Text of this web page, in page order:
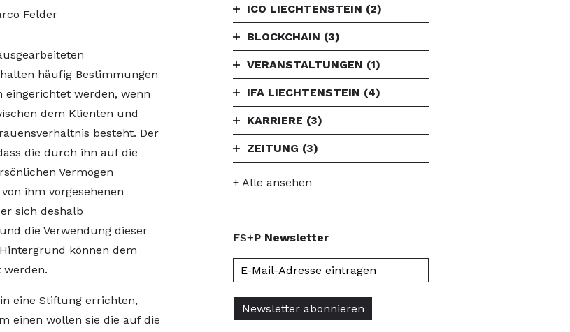
Felder
häufig Bestimmungen
eingerichtet werden, wenn
dem Klienten und
besteht. Der
die durch ihn auf die
Vermögen
ihm vorgesehenen
sich deshalb
die Verwendung dieser
können dem
werden.
eine Stiftung errichten,
einen wollen sie die auf die
ICO LIECHTENSTEIN (2)
BLOCKCHAIN (3)
VERANSTALTUNGEN (1)
IFA LIECHTENSTEIN (4)
KARRIERE (3)
ZEITUNG (3)
+ Alle ansehen
FS+P Newsletter